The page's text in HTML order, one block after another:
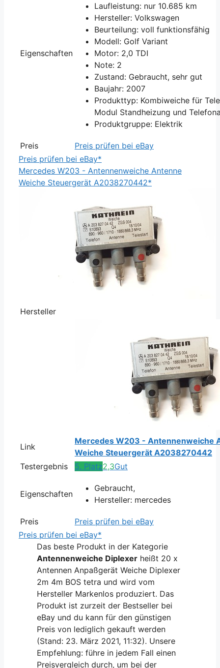
Eigenschaften
Laufleistung: nur 10.685 km
Hersteller: Volkswagen
Beurteilung: voll funktionsfähig
Modell: Golf Variant
Motor: 2,0 TDI
Note: 2
Zustand: Gebraucht, sehr gut
Baujahr: 2007
Produkttyp: Kombiweiche für
Modul Standheizung und
Produktgruppe: Elektrik
Preis
Preis prüfen bei eBay
Preis prüfen bei eBay*
Mercedes W203 - Antennenweiche Antenne
Weiche Steuergerät A2038270442*
Hersteller
Link
Mercedes W203 - Antennenweiche
Weiche Steuergerät A2038270442
Testergebnis
5. Platz2,3Gut
Eigenschaften
Gebraucht,
Hersteller: mercedes
Preis
Preis prüfen bei eBay
Preis prüfen bei eBay*
Das beste Produkt in der Kategorie
Antennenweiche Diplexer heißt 20 x
Antennen Anpaßgerät Weiche Diplexer
2m 4m BOS tetra und wird vom
Hersteller Markenlos produziert. Das
Produkt ist zurzeit der Bestseller bei
eBay und du kann für den günstigen
Preis von lediglich gekauft werden
(Stand: 23. März 2021, 11:32). Unsere
Empfehlung: führe in jedem Fall einen
Preisvergleich durch, um bei der